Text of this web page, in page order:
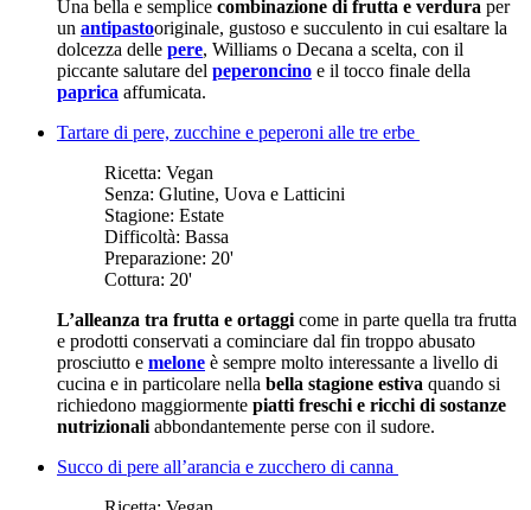
Una bella e semplice combinazione di frutta e verdura per
un antipastooriginale, gustoso e succulento in cui esaltare la
dolcezza delle pere, Williams o Decana a scelta, con il
piccante salutare del peperoncino e il tocco finale della
paprica affumicata.
Tartare di pere, zucchine e peperoni alle tre erbe
Ricetta: Vegan
Senza: Glutine, Uova e Latticini
Stagione: Estate
Difficoltà: Bassa
Preparazione: 20'
Cottura: 20'
L’alleanza tra frutta e ortaggi come in parte quella tra frutta
e prodotti conservati a cominciare dal fin troppo abusato
prosciutto e melone è sempre molto interessante a livello di
cucina e in particolare nella bella stagione estiva quando si
richiedono maggiormente piatti freschi e ricchi di sostanze
nutrizionali abbondantemente perse con il sudore.
Succo di pere all’arancia e zucchero di canna